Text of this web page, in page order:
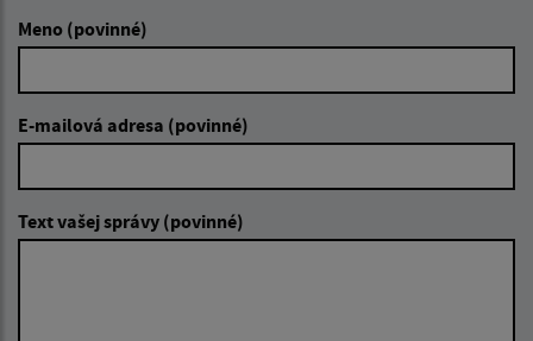
Meno (povinné)
E-mailová adresa (povinné)
Text vašej správy (povinné)